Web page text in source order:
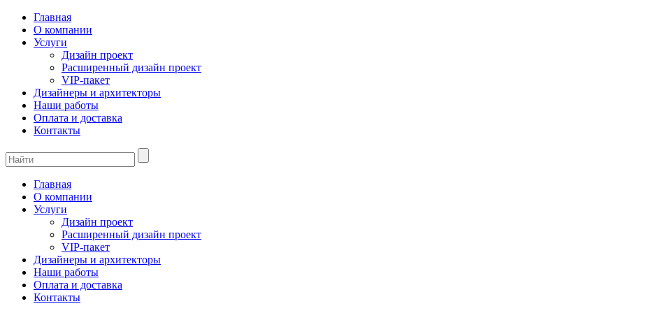
Главная
О компании
Услуги
Дизайн проект
Расширенный дизайн проект
VIP-пакет
Дизайнеры и архитекторы
Наши работы
Оплата и доставка
Контакты
Главная
О компании
Услуги
Дизайн проект
Расширенный дизайн проект
VIP-пакет
Дизайнеры и архитекторы
Наши работы
Оплата и доставка
Контакты